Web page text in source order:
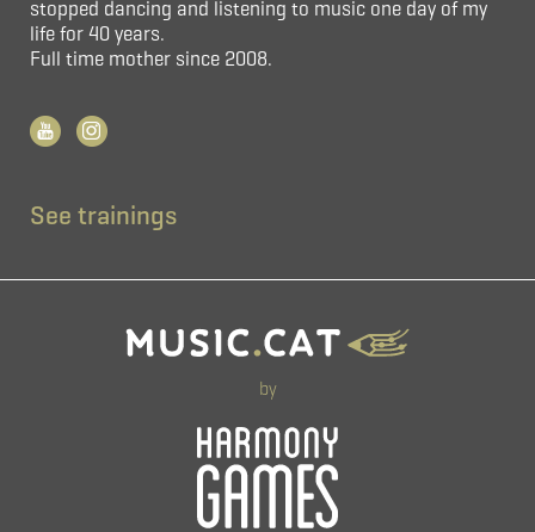
stopped dancing and listening to music one day of my
life for 40 years.
Full time mother since 2008.
See trainings
by